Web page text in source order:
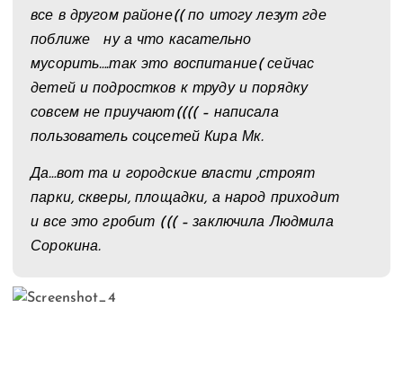
все в другом районе(( по итогу лезут где
поближе ну а что касательно
мусорить….так это воспитание( сейчас
детей и подростков к труду и порядку
совсем не приучают(((( – написала
пользователь соцсетей Кира Мк.
Да…вот та и городские власти ,строят
парки, скверы, площадки, а народ приходит
и все это гробит ((( – заключила Людмила
Сорокина.